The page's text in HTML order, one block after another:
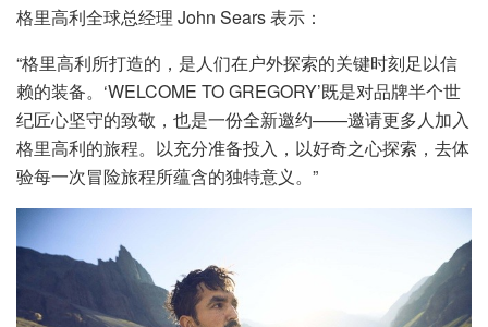
格里高利全球总经理 John Sears 表示：
“格里高利所打造的，是人们在户外探索的关键时刻足以信
赖的装备。‘WELCOME TO GREGORY’既是对品牌半个世
纪匠心坚守的致敬，也是一份全新邀约——邀请更多人加入
格里高利的旅程。以充分准备投入，以好奇之心探索，去体
验每一次冒险旅程所蕴含的独特意义。”